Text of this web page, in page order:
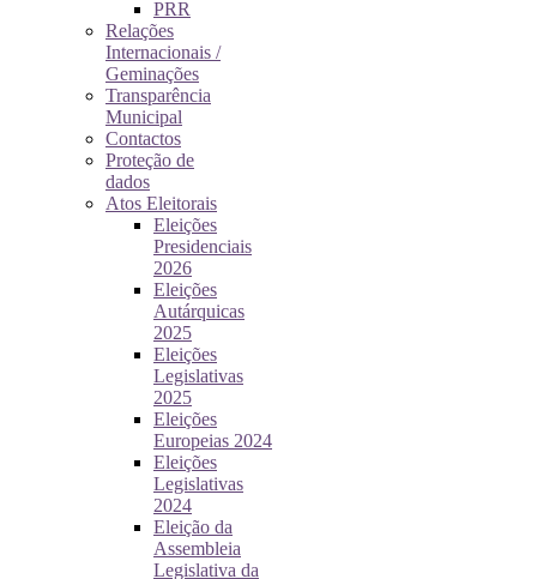
PRR
Relações
Internacionais /
Geminações
Transparência
Municipal
Contactos
Proteção de
dados
Atos Eleitorais
Eleições
Presidenciais
2026
Eleições
Autárquicas
2025
Eleições
Legislativas
2025
Eleições
Europeias 2024
Eleições
Legislativas
2024
Eleição da
Assembleia
Legislativa da